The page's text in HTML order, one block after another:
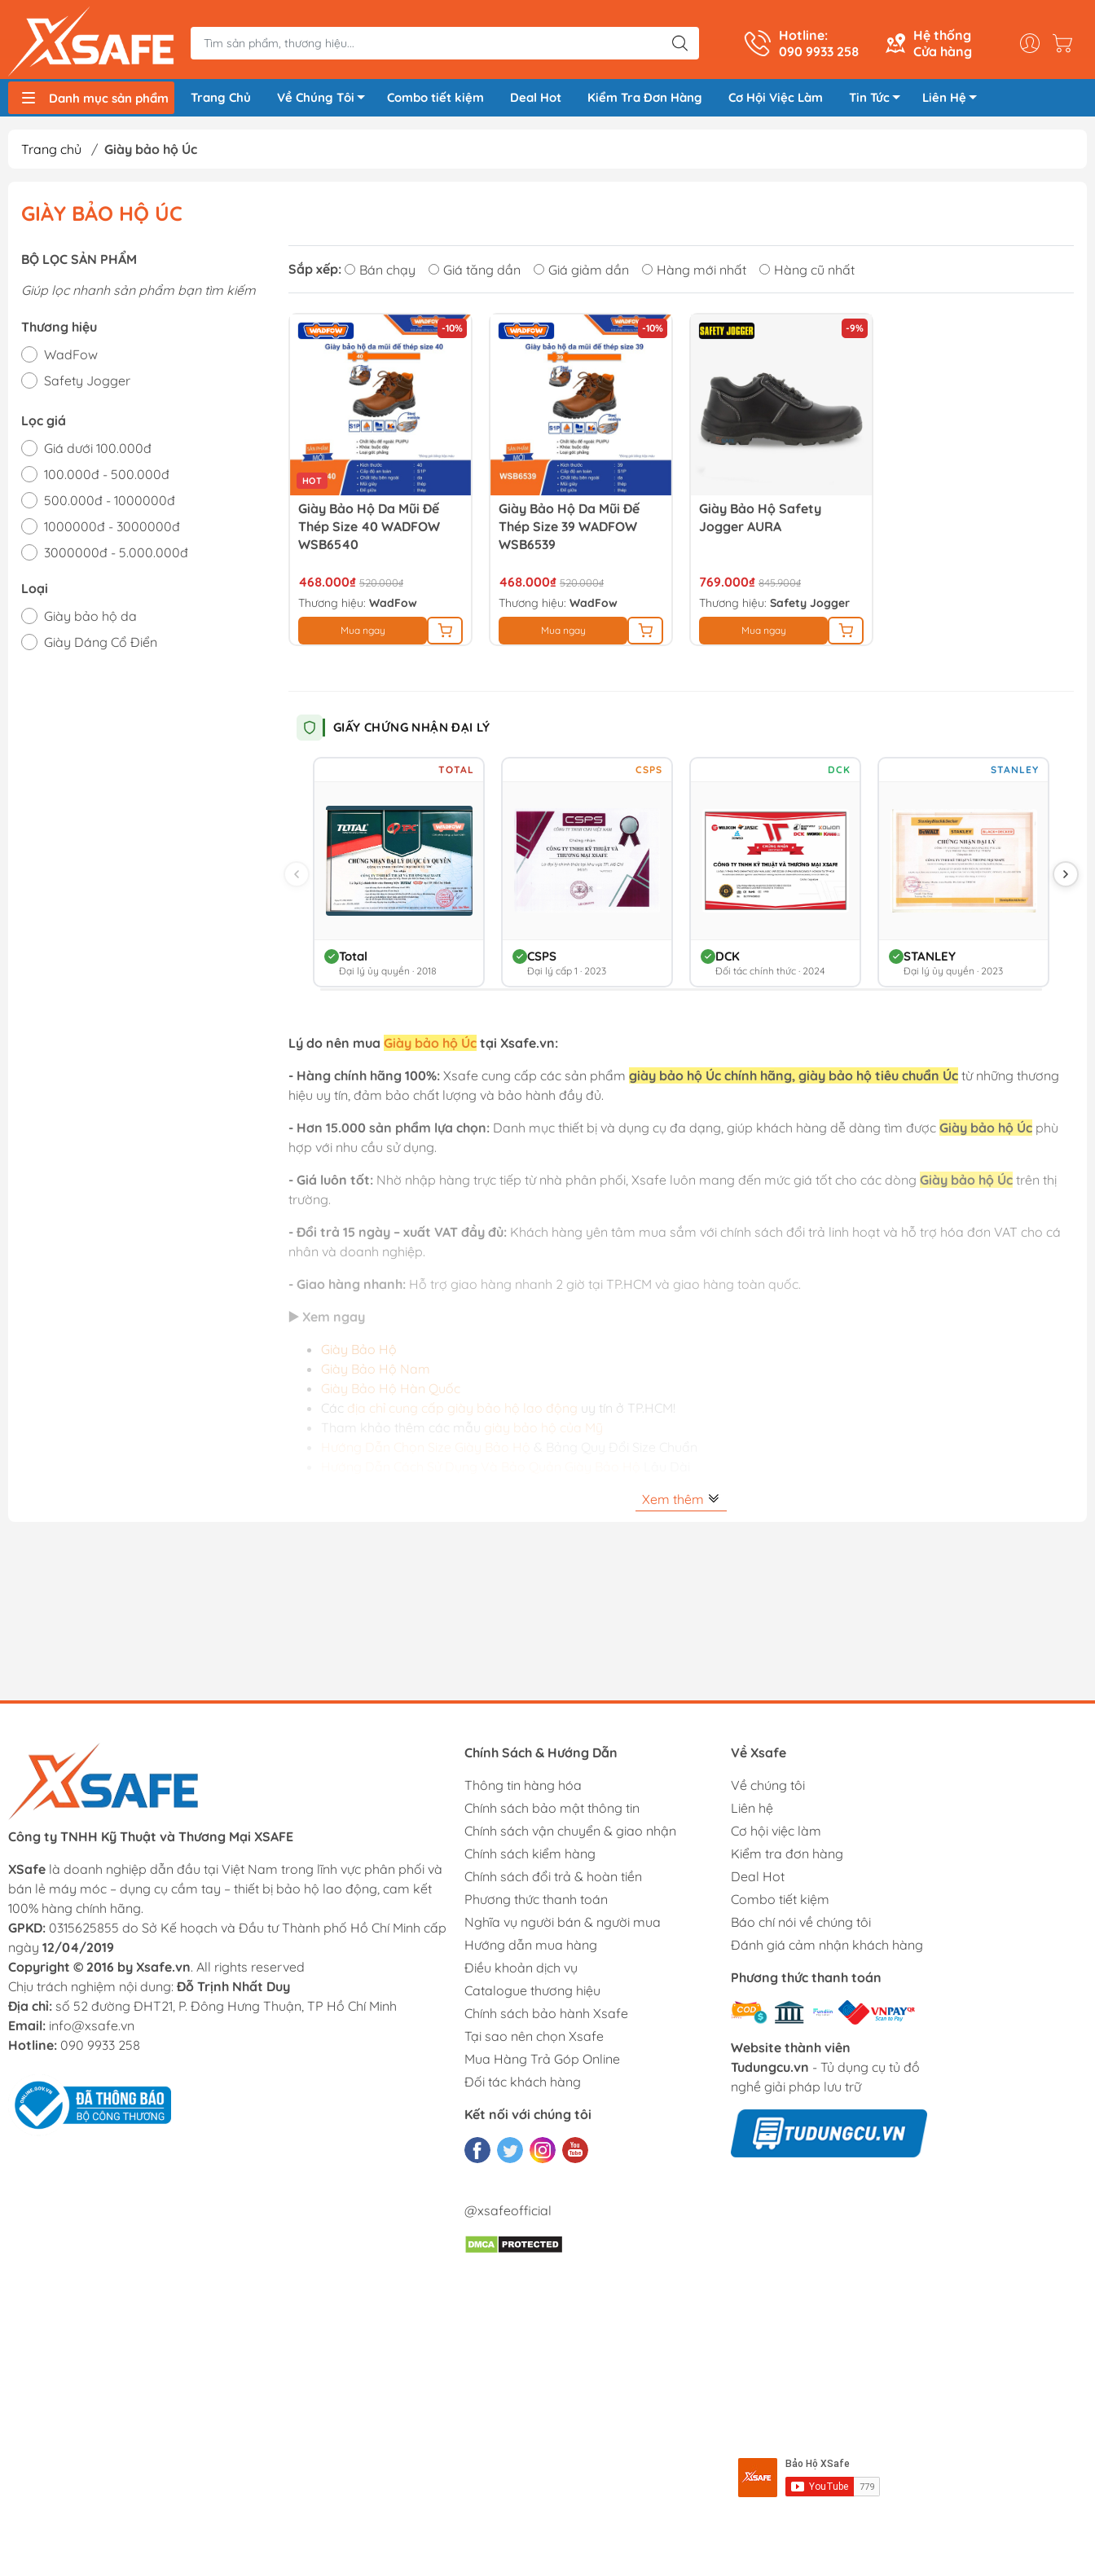
Hotline:
090 9933 258
Hệ thống
Cửa hàng
Danh mục sản phẩm Trang Chủ Về Chúng Tôi Combo tiết kiệm Deal Hot Kiểm Tra Đơn Hàng Cơ Hội Việc Làm Tin Tức Liên Hệ
Trang chủ / Giày bảo hộ Úc
GIÀY BẢO HỘ ÚC
Sắp xếp: Bán chạy Giá tăng dần Giá giảm dần Hàng mới nhất Hàng cũ nhất
-10%
HOT
Giày Bảo Hộ Da Mũi Đế
Thép Size 40 WADFOW
WSB6540
468.000₫ 520.000₫
Thương hiệu: WadFow
Mua ngay
-10%
Giày Bảo Hộ Da Mũi Đế
Thép Size 39 WADFOW
WSB6539
468.000₫ 520.000₫
Thương hiệu: WadFow
Mua ngay
-9%
Giày Bảo Hộ Safety
Jogger AURA
769.000₫ 845.900₫
Thương hiệu: Safety Jogger
Mua ngay
GIẤY CHỨNG NHẬN ĐẠI LÝ
TOTAL
Total
Đại lý ủy quyền · 2018
CSPS
CSPS
Đại lý cấp 1 · 2023
DCK
DCK
Đối tác chính thức · 2024
STANLEY
STANLEY
Đại lý ủy quyền · 2023
Lý do nên mua Giày bảo hộ Úc tại Xsafe.vn:
- Hàng chính hãng 100%: Xsafe cung cấp các sản phẩm giày bảo hộ Úc chính hãng, giày bảo hộ tiêu chuẩn Úc từ những thương
hiệu uy tín, đảm bảo chất lượng và bảo hành đầy đủ.
- Hơn 15.000 sản phẩm lựa chọn: Danh mục thiết bị và dụng cụ đa dạng, giúp khách hàng dễ dàng tìm được Giày bảo hộ Úc phù
hợp với nhu cầu sử dụng.
- Giá luôn tốt: Nhờ nhập hàng trực tiếp từ nhà phân phối, Xsafe luôn mang đến mức giá tốt cho các dòng Giày bảo hộ Úc trên thị
trường.
- Đổi trả 15 ngày – xuất VAT đầy đủ: Khách hàng yên tâm mua sắm với chính sách đổi trả linh hoạt và hỗ trợ hóa đơn VAT cho cá
nhân và doanh nghiệp.
- Giao hàng nhanh: Hỗ trợ giao hàng nhanh 2 giờ tại TP.HCM và giao hàng toàn quốc.
▶️ Xem ngay
Giày Bảo Hộ
Giày Bảo Hộ Nam
Giày Bảo Hộ Hàn Quốc
Các địa chỉ cung cấp giày bảo hộ lao động uy tín ở TP.HCM!
Tham khảo thêm các mẫu giày bảo hộ của Mỹ
Xem thêm
BỘ LỌC SẢN PHẨM
Giúp lọc nhanh sản phẩm bạn tìm kiếm
Thương hiệu
WadFow
Safety Jogger
Lọc giá
Giá dưới 100.000đ
100.000đ - 500.000đ
500.000đ - 1000000đ
1000000đ - 3000000đ
3000000đ - 5.000.000đ
Loại
Giày bảo hộ da
Giày Dáng Cổ Điển
Công ty TNHH Kỹ Thuật và Thương Mại XSAFE
XSafe là doanh nghiệp dẫn đầu tại Việt Nam trong lĩnh vực phân phối và
bán lẻ máy móc – dụng cụ cầm tay – thiết bị bảo hộ lao động, cam kết
100% hàng chính hãng.
GPKD: 0315625855 do Sở Kế hoạch và Đầu tư Thành phố Hồ Chí Minh cấp
ngày 12/04/2019
Copyright © 2016 by Xsafe.vn. All rights reserved
Chịu trách nghiệm nội dung: Đỗ Trịnh Nhất Duy
Địa chỉ: số 52 đường ĐHT21, P. Đông Hưng Thuận, TP Hồ Chí Minh
Email: info@xsafe.vn
Hotline: 090 9933 258
Chính Sách & Hướng Dẫn
Thông tin hàng hóa
Chính sách bảo mật thông tin
Chính sách vận chuyển & giao nhận
Chính sách kiểm hàng
Chính sách đổi trả & hoàn tiền
Phương thức thanh toán
Nghĩa vụ người bán & người mua
Hướng dẫn mua hàng
Điều khoản dịch vụ
Catalogue thương hiệu
Chính sách bảo hành Xsafe
Tại sao nên chọn Xsafe
Mua Hàng Trả Góp Online
Đối tác khách hàng
Kết nối với chúng tôi
Về Xsafe
Về chúng tôi
Liên hệ
Cơ hội việc làm
Kiểm tra đơn hàng
Deal Hot
Combo tiết kiệm
Báo chí nói về chúng tôi
Đánh giá cảm nhận khách hàng
Phương thức thanh toán
Website thành viên
Tudungcu.vn - Tủ dụng cụ tủ đồ
nghề giải pháp lưu trữ
@xsafeofficial